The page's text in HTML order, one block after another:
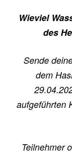
Wieviel
des
Sende
dem
aufgeführten
Teilnehmer